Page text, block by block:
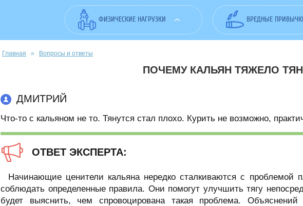
ФИЗИЧЕСКИЕ НАГРУЗКИ ВРЕДНЫЕ
Вы здесь
Главная » Вопросы и ответы
ПОЧЕМУ КАЛЬЯН ТЯЖЕЛО
ДМИТРИЙ
Что-то с кальяном не то. Тянутся стал плохо. Курить не возможно,
ОТВЕТ ЭКСПЕРТА:
Начинающие ценители кальяна нередко сталкиваются с проблемой
соблюдать определенные правила. Они помогут улучшить тягу
будет выяснить, чем спровоцирована такая проблема.